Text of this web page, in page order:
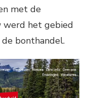
met de
werd het gebied
bonthandel.